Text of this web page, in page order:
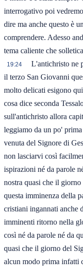
interrogativo poi
dire ma anche questo è
comprendere. Adesso
tema caliente che
19:24
L'antichristo ne
il terzo San Giovanni
molto delicati esigono
cosa dice seconda
sull'antichristo allora
leggiamo da un po'
venuta del Signore di
non lasciarvi così
ispirazioni né da parole
nostra quasi che il giorno
questa imminenza della
cristiani ingannati anche
imminenti ritorno nella
così né da parole né da
quasi che il giorno del
alcun modo prima infatti